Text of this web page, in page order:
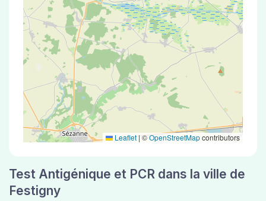
Leaflet | ©OpenStreetMapcontributors
Test Antigénique et PCR dans la ville de
Festigny